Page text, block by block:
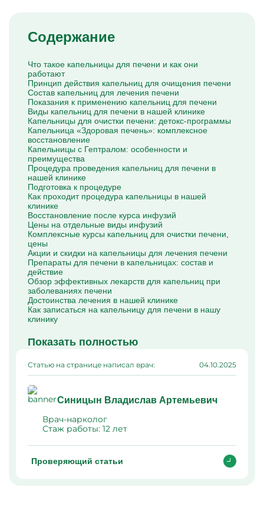
Капельница Мильгамма
Капельница Цефтриаксон
Капельница Рингер
Содержание
Что такое капельницы для печени и как они
работают
Принцип действия капельниц для очищения печени
Состав капельниц для лечения печени
Показания к применению капельниц для печени
Виды капельниц для печени в нашей клинике
Капельницы для очистки печени: детокс-программы
Капельница «Здоровая печень»: комплексное
восстановление
Капельницы с Гептралом: особенности и
преимущества
Процедура проведения капельниц для печени в
нашей клинике
Подготовка к процедуре
Как проходит процедура капельницы в нашей
клинике
Восстановление после курса инфузий
Цены на отдельные виды инфузий
Комплексные курсы капельниц для очистки печени,
цены
Акции и скидки на капельницы для лечения печени
Препараты для печени в капельницах: состав и
действие
Обзор эффективных лекарств для капельниц при
заболеваниях печени
Достоинства лечения в нашей клинике
Как записаться на капельницу для печени в нашу
клинику
Показать полностью
Статью на странице написал врач: 04.10.2025
Синицын Владислав Артемьевич
Врач-нарколог
Стаж работы: 12 лет
Проверяющий статьи